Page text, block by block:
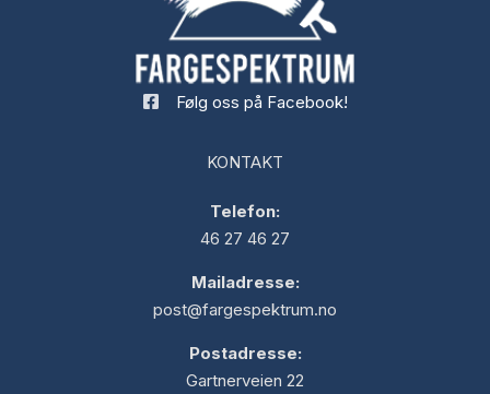
Følg oss på Facebook!
KONTAKT
Telefon:
46 27 46 27
Mailadresse:
post@fargespektrum.no
Postadresse:
Gartnerveien 22